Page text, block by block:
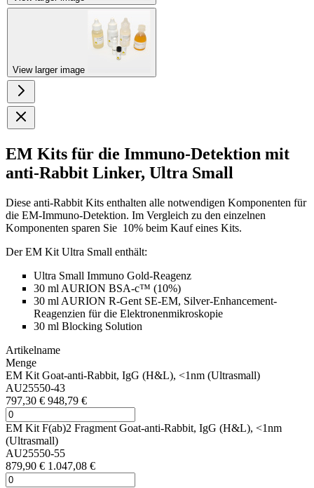
View larger image
EM Kits für die Immuno-Detektion mit
anti-Rabbit Linker, Ultra Small
Diese anti-Rabbit Kits enthalten alle notwendigen Komponenten für
die EM-Immuno-Detektion. Im Vergleich zu den einzelnen
Komponenten sparen Sie 10% beim Kauf eines Kits.
Der EM Kit Ultra Small enthält:
Ultra Small Immuno Gold-Reagenz
30 ml AURION BSA-c™ (10%)
30 ml AURION R-Gent SE-EM, Silver-Enhancement-
Reagenzien für die Elektronenmikroskopie
30 ml Blocking Solution
Artikelname
Menge
EM Kit Goat-anti-Rabbit, IgG (H&L), <1nm (Ultrasmall)
AU25550-43
797,30 € 948,79 €
EM Kit F(ab)2 Fragment Goat-anti-Rabbit, IgG (H&L), <1nm
(Ultrasmall)
AU25550-55
879,90 € 1.047,08 €